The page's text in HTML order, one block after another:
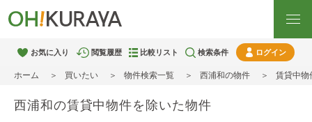
お気に入り 閲覧履歴 比較リスト 検索条件 ログイン
ホーム 買いたい 物件検索一覧 西浦和の物件 賃貸中物
西浦和の賃貸中物件を除いた物件